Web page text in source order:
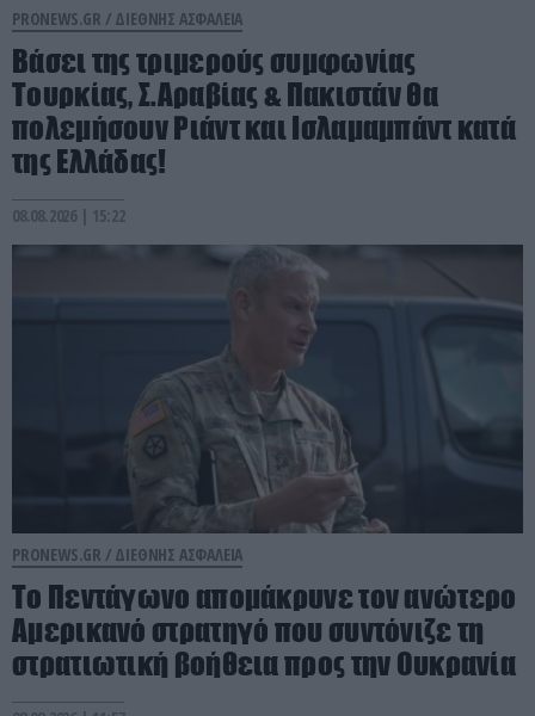
PRONEWS.GR / ΔΙΕΘΝΗΣ ΑΣΦΑΛΕΙΑ
Βάσει της τριμερούς συμφωνίας
Τουρκίας, Σ.Αραβίας & Πακιστάν θα
πολεμήσουν Ριάντ και Ισλαμαμπάντ κατά
της Ελλάδας!
08.08.2026 | 15:22
PRONEWS.GR / ΔΙΕΘΝΗΣ ΑΣΦΑΛΕΙΑ
Το Πεντάγωνο απομάκρυνε τον ανώτερο
Αμερικανό στρατηγό που συντόνιζε τη
στρατιωτική βοήθεια προς την Ουκρανία